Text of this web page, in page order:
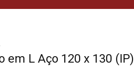
em L Aço 120 x 130 (IP)